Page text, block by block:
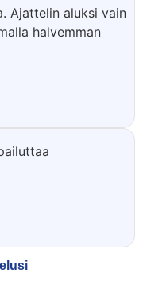
Ajattelin aluksi vain
halvemman